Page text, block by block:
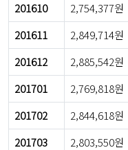
201610
2,754,377원
201611
2,849,714원
201612
2,885,542원
201701
2,769,818원
201702
2,844,618원
201703
2,803,550원